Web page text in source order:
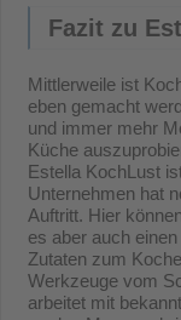
Fazit zu
Mittlerweile ist
eben gemacht
und immer mehr
Küche
Estella KochLust
Unternehmen hat
Auftritt. Hier
es aber auch
Zutaten zum
Werkzeuge vom
arbeitet mit